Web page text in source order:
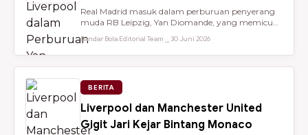
Real Madrid masuk dalam perburuan penyerang
muda RB Leipzig, Yan Diomande, yang memicu
Bandar Bola Editorial Team ⎯ 30 Juni 2026
BERITA
Liverpool dan Manchester United
Gigit Jari Kejar Bintang Monaco